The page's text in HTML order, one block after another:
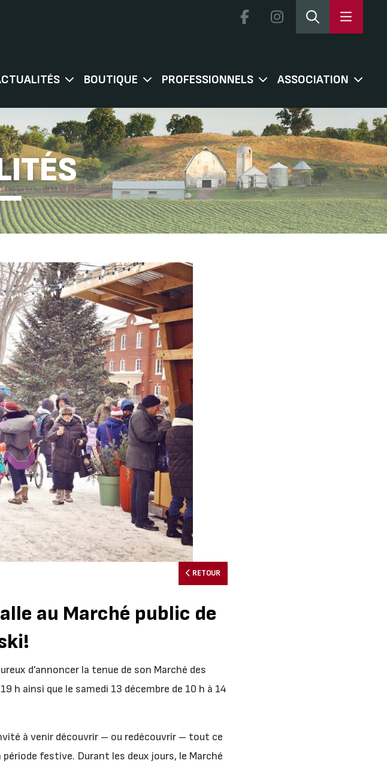
BOUTIQUE PROFESSIONNELS ASSOCIATION
RETOUR
au Marché public de
d’annoncer la tenue de son Marché des
h ainsi que le samedi 13 décembre de 10 h à 14
à venir découvrir – ou redécouvrir – tout ce
festive. Durant les deux jours, le Marché